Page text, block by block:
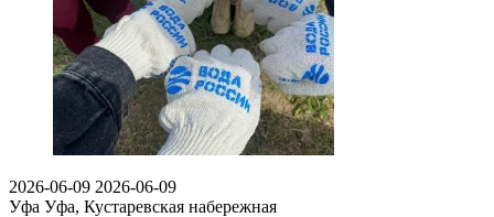
2026-06-09 2026-06-09
Уфа Уфа, Кустаревская набережная